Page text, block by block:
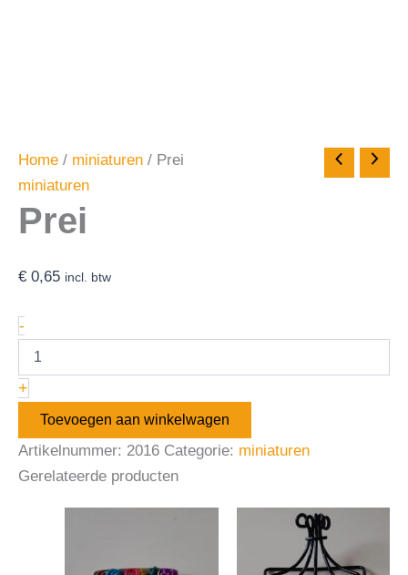
Home / miniaturen / Prei
miniaturen
Prei
€ 0,65 incl. btw
-
+
Toevoegen aan winkelwagen
Artikelnummer: 2016 Categorie: miniaturen
Gerelateerde producten